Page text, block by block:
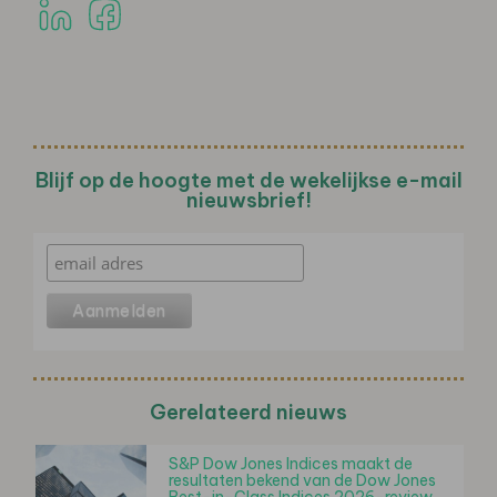
Blijf op de hoogte met de wekelijkse e-mail
nieuwsbrief!
Gerelateerd nieuws
S&P Dow Jones Indices maakt de
resultaten bekend van de Dow Jones